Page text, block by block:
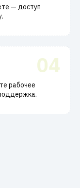
— доступ
04
рабочее